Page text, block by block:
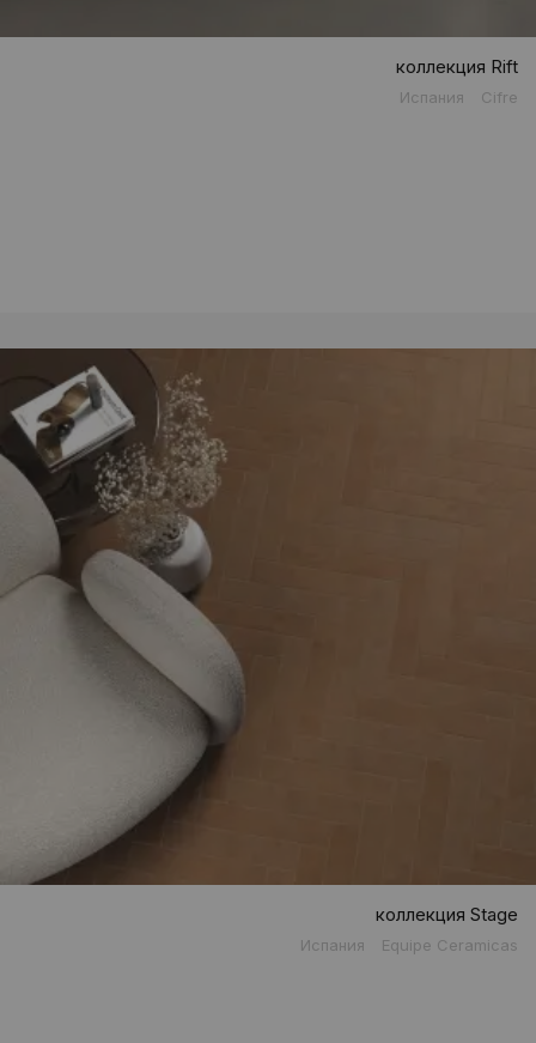
коллекция Rift
Испания Cifre
коллекция Stage
Испания Equipe Ceramicas